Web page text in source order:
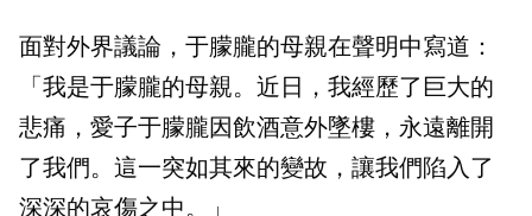
面對外界議論，于朦朧的母親在聲明中寫道：
「我是于朦朧的母親。近日，我經歷了巨大的
悲痛，愛子于朦朧因飲酒意外墜樓，永遠離開
了我們。這一突如其來的變故，讓我們陷入了
深深的哀傷之中。」